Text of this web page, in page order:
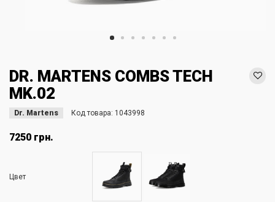
DR. MARTENS COMBS TECH
MK.02
Dr. Martens Код товара: 1043998
7250 грн.
Цвет